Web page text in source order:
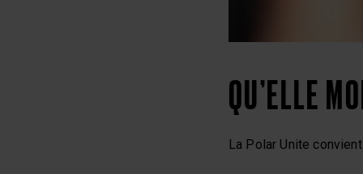
QU’ELLE
La Polar Unite